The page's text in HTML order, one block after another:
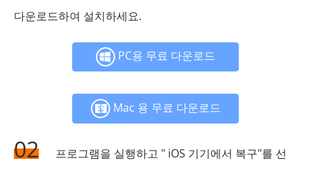
다운로드하여 설치하세요.
PC용 무료 다운로드
Mac 용 무료 다운로드
02
프로그램을 실행하고 " iOS 기기에서 복구"를 선